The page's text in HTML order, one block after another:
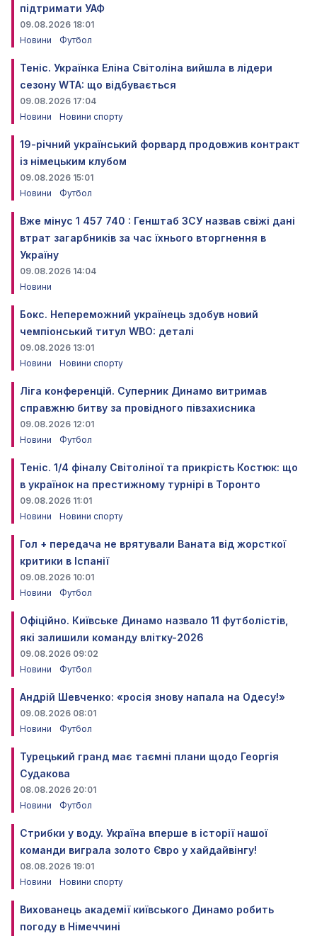
підтримати УАФ
09.08.2026 18:01
Новини
Футбол
Теніс. Українка Еліна Світоліна вийшла в лідери
сезону WTA: що відбувається
09.08.2026 17:04
Новини
Новини спорту
19-річний український форвард продовжив контракт
із німецьким клубом
09.08.2026 15:01
Новини
Футбол
Вже мінус 1 457 740 : Генштаб ЗСУ назвав свіжі дані
втрат загарбників за час їхнього вторгнення в
Україну
09.08.2026 14:04
Новини
Бокс. Непереможний українець здобув новий
чемпіонський титул WBO: деталі
09.08.2026 13:01
Новини
Новини спорту
Ліга конференцій. Суперник Динамо витримав
справжню битву за провідного півзахисника
09.08.2026 12:01
Новини
Футбол
Теніс. 1/4 фіналу Світоліної та прикрість Костюк: що
в українок на престижному турнірі в Торонто
09.08.2026 11:01
Новини
Новини спорту
Гол + передача не врятували Ваната від жорсткої
критики в Іспанії
09.08.2026 10:01
Новини
Футбол
Офіційно. Київське Динамо назвало 11 футболістів,
які залишили команду влітку-2026
09.08.2026 09:02
Новини
Футбол
Андрій Шевченко: «росія знову напала на Одесу!»
09.08.2026 08:01
Новини
Футбол
Турецький гранд має таємні плани щодо Георгія
Судакова
08.08.2026 20:01
Новини
Футбол
Стрибки у воду. Україна вперше в історії нашої
команди виграла золото Євро у хайдайвінгу!
08.08.2026 19:01
Новини
Новини спорту
Вихованець академії київського Динамо робить
погоду в Німеччині